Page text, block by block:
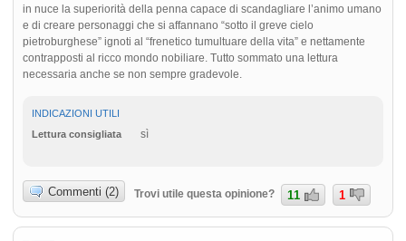
in nuce la superiorità della penna capace di scandagliare l’animo umano
e di creare personaggi che si affannano “sotto il greve cielo
pietroburghese” ignoti al “frenetico tumultuare della vita” e nettamente
contrapposti al ricco mondo nobiliare. Tutto sommato una lettura
necessaria anche se non sempre gradevole.
INDICAZIONI UTILI
Lettura consigliata
sì
Commenti (2) Trovi utile questa opinione? 11 1